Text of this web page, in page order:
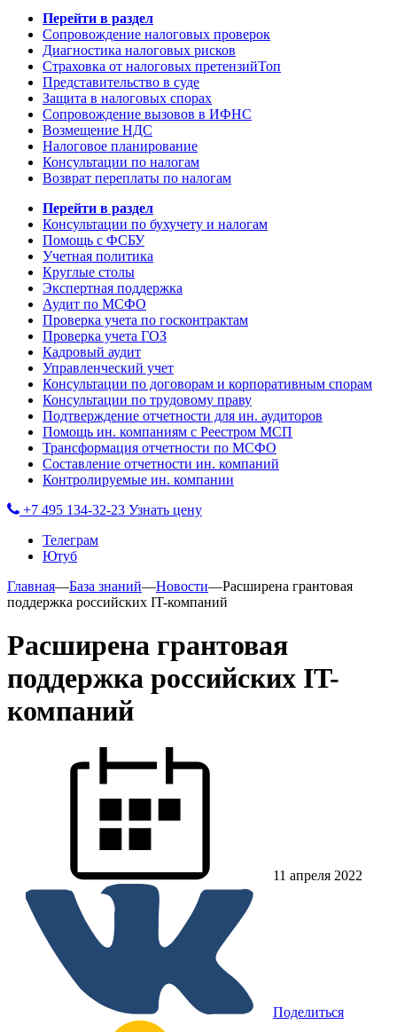
Перейти в раздел
Сопровождение налоговых проверок
Диагностика налоговых рисков
Страховка от налоговых претензийТоп
Представительство в суде
Защита в налоговых спорах
Сопровождение вызовов в ИФНС
Возмещение НДС
Налоговое планирование
Консультации по налогам
Возврат переплаты по налогам
Перейти в раздел
Консультации по бухучету и налогам
Помощь с ФСБУ
Учетная политика
Круглые столы
Экспертная поддержка
Аудит по МСФО
Проверка учета по госконтрактам
Проверка учета ГОЗ
Кадровый аудит
Управленческий учет
Консультации по договорам и корпоративным спорам
Консультации по трудовому праву
Подтверждение отчетности для ин. аудиторов
Помощь ин. компаниям с Реестром МСП
Трансформация отчетности по МСФО
Составление отчетности ин. компаний
Контролируемые ин. компании
+7 495 134-32-23 Узнать цену
Телеграм
Ютуб
Главная—База знаний—Новости—Расширена грантовая
поддержка российских IT-компаний
Расширена грантовая
поддержка российских IT-
компаний
11 апреля 2022
Поделиться